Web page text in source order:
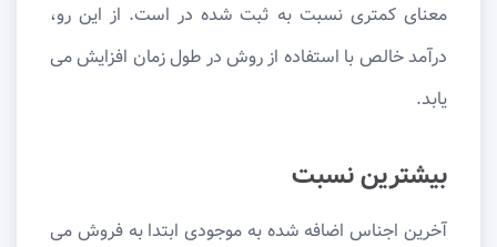
معنای کمتری نسبت به ثبت شده در است. از این رو،
درآمد خالص با استفاده از روش در طول زمان افزایش می
یابد.
بیشترین نسبت
آخرین اجناس اضافه شده به موجودی ابتدا به فروش می